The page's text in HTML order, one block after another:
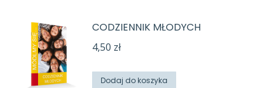
CODZIENNIK MŁODYCH
4,50 zł
Dodaj do koszyka